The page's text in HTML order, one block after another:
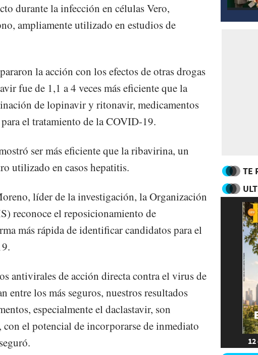
durante la infección en células Vero,
ampliamente utilizado en estudios de
la acción con los efectos de otras drogas
fue de 1,1 a 4 veces más eficiente que la
de lopinavir y ritonavir, medicamentos
el tratamiento de la COVID-19.
ser más eficiente que la ribavirina, un
utilizado en casos hepatitis.
líder de la investigación, la Organización
reconoce el reposicionamiento de
más rápida de identificar candidatos para el
antivirales de acción directa contra el virus de
entre los más seguros, nuestros resultados
especialmente el daclastavir, son
con el potencial de incorporarse de inmediato
TE